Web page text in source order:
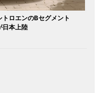
ロエンのBセグメント
日本上陸